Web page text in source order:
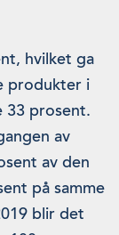
hvilket ga
produkter i
33 prosent.
av
av den
på samme
blir det